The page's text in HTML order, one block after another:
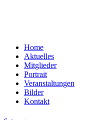
Home
Aktuelles
Mitglieder
Portrait
Veranstaltungen
Bilder
Kontakt